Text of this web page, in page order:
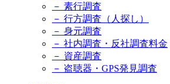
－ 素行調査
－ 行方調査（人探し）
－ 身元調査
－ 社内調査・反社調査料金
－ 資産調査
－ 盗聴器・GPS発見調査